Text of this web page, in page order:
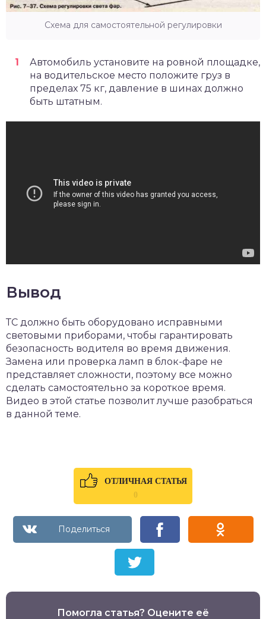
Схема для самостоятельной регулировки
Автомобиль установите на ровной площадке,
на водительское место положите груз в
пределах 75 кг, давление в шинах должно
быть штатным.
Вывод
ТС должно быть оборудовано исправными
световыми приборами, чтобы гарантировать
безопасность водителя во время движения.
Замена или проверка ламп в блок-фаре не
представляет сложности, поэтому все можно
сделать самостоятельно за короткое время.
Видео в этой статье позволит лучше разобраться
в данной теме.
ОТЛИЧНАЯ СТАТЬЯ
0
Помогла статья? Оцените её